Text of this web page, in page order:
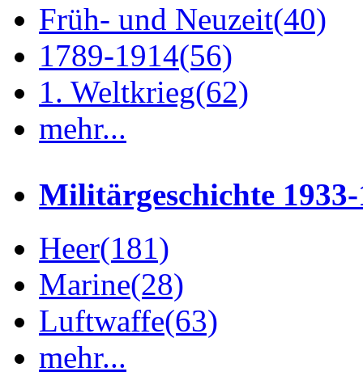
Früh- und Neuzeit(40)
1789-1914(56)
1. Weltkrieg(62)
mehr...
Militärgeschichte 1933-
Heer(181)
Marine(28)
Luftwaffe(63)
mehr...